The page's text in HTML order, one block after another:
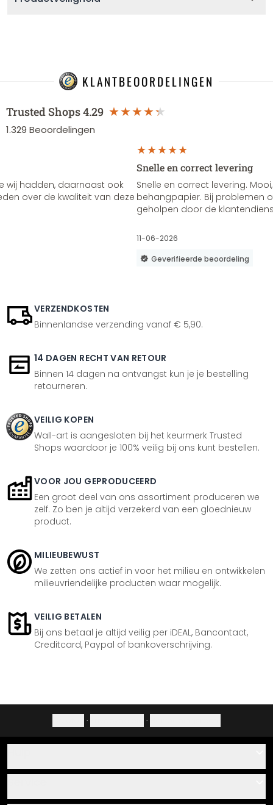
KLANTBEOORDELINGEN
Trusted Shops4.29
1.329 Beoordelingen
wij hadden, daarnaast ook
over de kwaliteit van deze
Snelle en correct levering
Snelle en correct levering.
behangpapier. Bij problemen
geholpen door de
11-06-2026
Geverifieerde beoordeling
VERZENDKOSTEN
Binnenlandse verzending vanaf € 5,90.
14 DAGEN RECHT VAN RETOUR
Binnen 14 dagen na ontvangst kun je je bestelling
retourneren.
VEILIG KOPEN
Wall-art is aangesloten bij het keurmerk Trusted
Shops waardoor je 100% veilig bij ons kunt bestellen.
VOOR JOU GEPRODUCEERD
Een groot deel van ons assortiment produceren we
zelf. Zo ben je altijd verzekerd van een gloednieuw
product.
MILIEUBEWUST
We zetten ons actief in voor het milieu en ontwikkelen
milieuvriendelijke producten waar mogelijk.
VEILIG BETALEN
Bij ons betaal je altijd veilig per iDEAL, Bancontact,
Creditcard, Paypal of bankoverschrijving.
· ·
Over ons